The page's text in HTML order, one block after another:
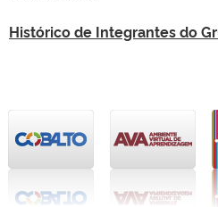
Histórico de Integrantes do